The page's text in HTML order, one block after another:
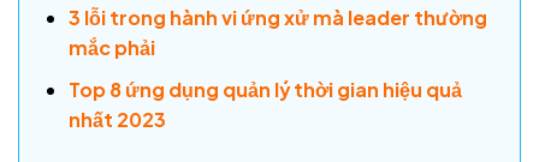
3 lỗi trong hành vi ứng xử mà leader thường
mắc phải
Top 8 ứng dụng quản lý thời gian hiệu quả
nhất 2023